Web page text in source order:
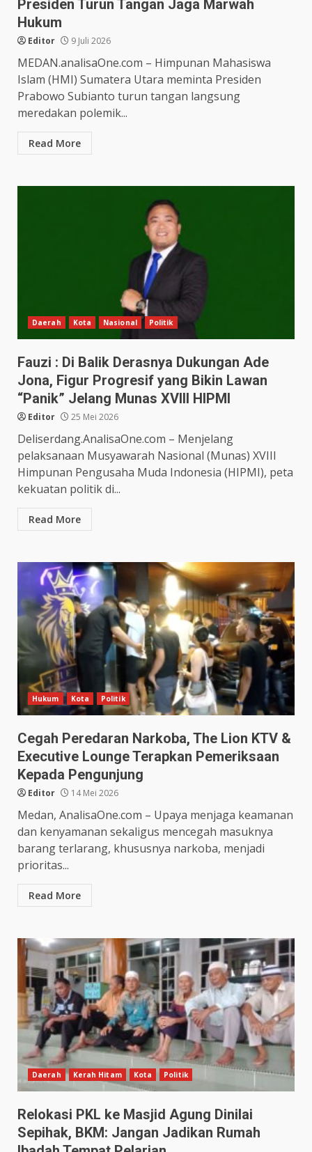
Presiden Turun Tangan Jaga Marwah
Hukum
Editor 9 Juli 2026
MEDAN.analisaOne.com – Himpunan Mahasiswa
Islam (HMI) Sumatera Utara meminta Presiden
Prabowo Subianto turun tangan langsung
meredakan polemik...
Read More
Daerah Kota Nasional Politik
Fauzi : Di Balik Derasnya Dukungan Ade
Jona, Figur Progresif yang Bikin Lawan
“Panik” Jelang Munas XVIII HIPMI
Editor 25 Mei 2026
Deliserdang.AnalisaOne.com – Menjelang
pelaksanaan Musyawarah Nasional (Munas) XVIII
Himpunan Pengusaha Muda Indonesia (HIPMI), peta
kekuatan politik di...
Read More
Hukum Kota Politik
Cegah Peredaran Narkoba, The Lion KTV &
Executive Lounge Terapkan Pemeriksaan
Kepada Pengunjung
Editor 14 Mei 2026
Medan, AnalisaOne.com – Upaya menjaga keamanan
dan kenyamanan sekaligus mencegah masuknya
barang terlarang, khususnya narkoba, menjadi
prioritas...
Read More
Daerah Kerah Hitam Kota Politik
Relokasi PKL ke Masjid Agung Dinilai
Sepihak, BKM: Jangan Jadikan Rumah